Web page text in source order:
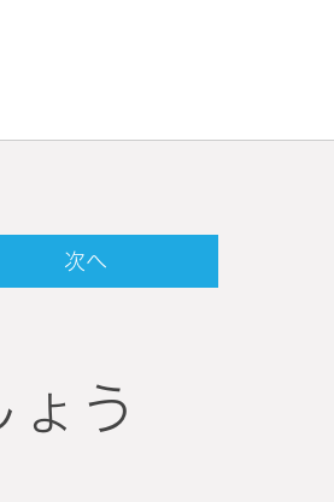
次へ
う